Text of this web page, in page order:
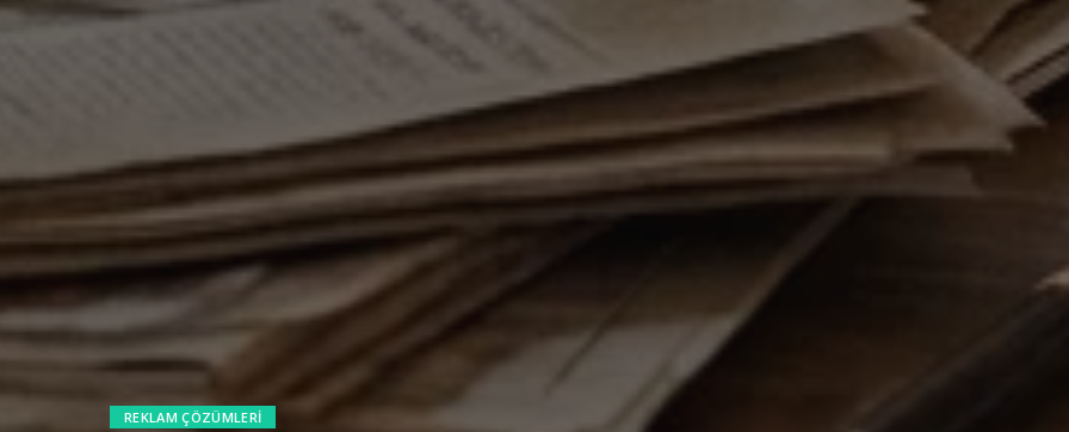
REKLAM ÇÖZÜMLERI